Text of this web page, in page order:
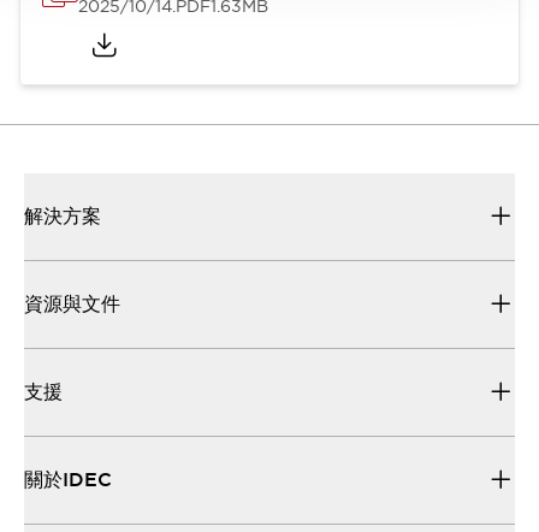
2025/10/14.PDF1.63MB
解決方案
資源與文件
支援
關於IDEC